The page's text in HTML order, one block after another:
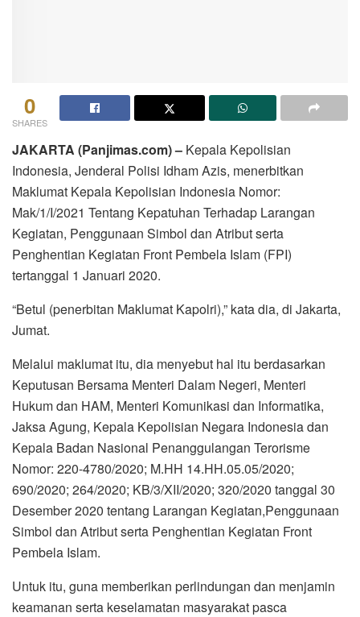
0
SHARES
JAKARTA (Panjimas.com) – Kepala Kepolisian
Indonesia, Jenderal Polisi Idham Azis, menerbitkan
Maklumat Kepala Kepolisian Indonesia Nomor:
Mak/1/I/2021 Tentang Kepatuhan Terhadap Larangan
Kegiatan, Penggunaan Simbol dan Atribut serta
Penghentian Kegiatan Front Pembela Islam (FPI)
tertanggal 1 Januari 2020.
“Betul (penerbitan Maklumat Kapolri),” kata dia, di Jakarta,
Jumat.
Melalui maklumat itu, dia menyebut hal itu berdasarkan
Keputusan Bersama Menteri Dalam Negeri, Menteri
Hukum dan HAM, Menteri Komunikasi dan Informatika,
Jaksa Agung, Kepala Kepolisian Negara Indonesia dan
Kepala Badan Nasional Penanggulangan Terorisme
Nomor: 220-4780/2020; M.HH 14.HH.05.05/2020;
690/2020; 264/2020; KB/3/XII/2020; 320/2020 tanggal 30
Desember 2020 tentang Larangan Kegiatan,Penggunaan
Simbol dan Atribut serta Penghentian Kegiatan Front
Pembela Islam.
Untuk itu, guna memberikan perlindungan dan menjamin
keamanan serta keselamatan masyarakat pasca